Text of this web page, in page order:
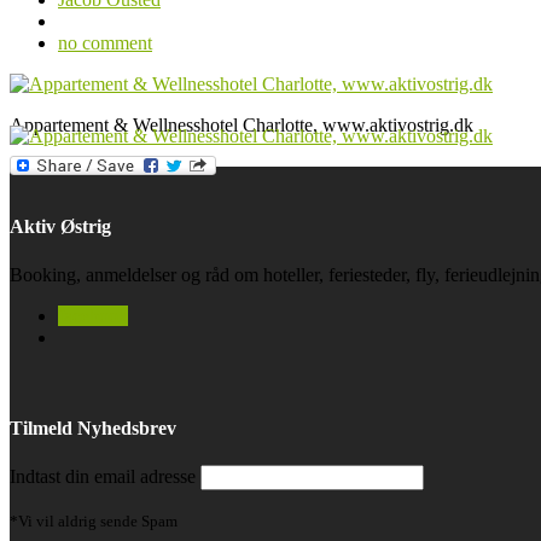
no comment
Appartement & Wellnesshotel Charlotte, www.aktivostrig.dk
Aktiv Østrig
Booking, anmeldelser og råd om hoteller, feriesteder, fly,
Tilmeld Nyhedsbrev
Indtast din email adresse
*Vi vil aldrig sende Spam